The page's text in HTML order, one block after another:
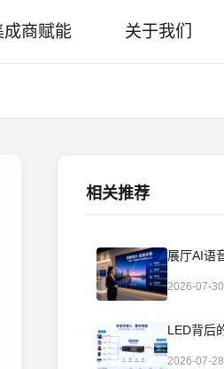
成商赋能 关于我们
相关推荐
2026-07-30
2026-07-28